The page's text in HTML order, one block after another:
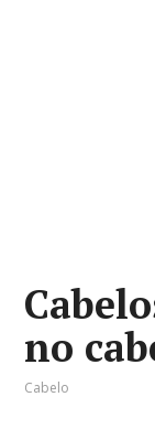
no
Cabelo